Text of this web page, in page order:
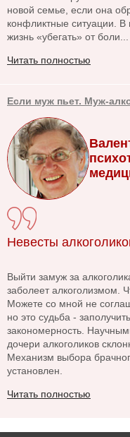
новой семье, если она
конфликтные ситуации. В
жизнь «убегать» от боли...
Читать полностью
Если муж пьет. Муж-
Невесты
Выйти замуж за
заболеет алкоголизмом.
Можете со мной не
но это судьба -
закономерность.
дочери алкоголиков
Механизм выбора
установлен.
Читать полностью